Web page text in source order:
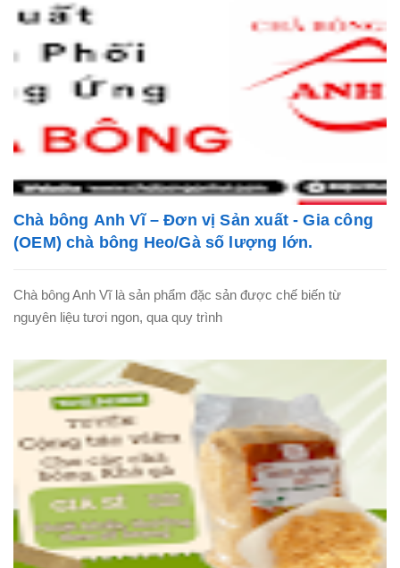
Chà bông Anh Vĩ – Đơn vị Sản xuất - Gia công
(OEM) chà bông Heo/Gà số lượng lớn.
Chà bông Anh Vĩ là sản phẩm đặc sản được chế biến từ
nguyên liệu tươi ngon, qua quy trình